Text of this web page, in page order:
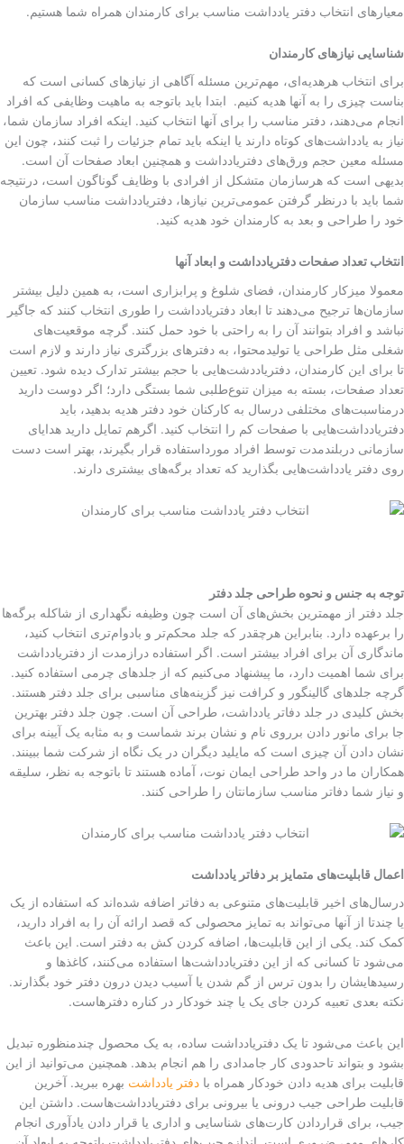
معیارهای انتخاب دفتر یادداشت مناسب برای کارمندان همراه شما هستیم.
شناسایی نیازهای کارمندان
برای انتخاب هرهدیه‌ای، مهم‌ترین مسئله آگاهی از نیازهای کسانی است که
بناست چیزی را به آنها هدیه کنیم. ابتدا باید باتوجه به ماهیت وظایفی که افراد
انجام می‌دهند، دفتر مناسب را برای آنها انتخاب کنید. اینکه افراد سازمان شما،
نیاز به یادداشت‌های کوتاه دارند یا اینکه باید تمام جزئیات را ثبت کنند، چون این
مسئله معین حجم ورق‌های دفتریادداشت و همچنین ابعاد صفحات آن است.
بدیهی است که هرسازمان متشکل از افرادی با وظایف گوناگون است، درنتیجه
شما باید با درنظر گرفتن عمومی‌ترین نیازها، دفتریادداشت مناسب سازمان
خود را طراحی و بعد به کارمندان خود هدیه کنید.
انتخاب تعداد صفحات دفتریادداشت و ابعاد آنها
معمولا میزکار کارمندان، فضای شلوغ و پرابزاری است، به همین دلیل بیشتر
سازمان‌ها ترجیح می‌دهند تا ابعاد دفتریادداشت را طوری انتخاب کنند که جاگیر
نباشد و افراد بتوانند آن را به راحتی با خود حمل کنند. گرچه موقعیت‌های
شغلی مثل طراحی یا تولیدمحتوا، به دفترهای بزرگتری نیاز دارند و لازم است
تا برای این کارمندان، دفتریاددشت‌هایی با حجم بیشتر تدارک دیده شود. تعیین
تعداد صفحات، بسته به میزان تنوع‌طلبی شما بستگی دارد؛ اگر دوست دارید
درمناسبت‌های مختلفی درسال به کارکنان خود دفتر هدیه بدهید، باید
دفتریادداشت‌هایی با صفحات کم را انتخاب کنید. اگرهم تمایل دارید هدایای
سازمانی دربلندمدت توسط افراد مورداستفاده قرار بگیرند، بهتر است دست
روی دفتر یادداشت‌هایی بگذارید که تعداد برگه‌های بیشتری دارند.
توجه به جنس و نحوه طراحی جلد دفتر
جلد دفتر از مهمترین بخش‌های آن است چون وظیفه نگهداری از شاکله برگه‌ها
را برعهده دارد. بنابراین هرچقدر که جلد محکم‌تر و بادوام‌تری انتخاب کنید،
ماندگاری آن برای افراد بیشتر است. اگر استفاده درازمدت از دفتریادداشت
برای شما اهمیت دارد، ما پیشنهاد می‌کنیم که از جلدهای چرمی استفاده کنید.
گرچه جلدهای گالینگور و کرافت نیز گزینه‌های مناسبی برای جلد دفتر هستند.
بخش کلیدی در جلد دفاتر یادداشت، طراحی آن است. چون جلد دفتر بهترین
جا برای مانور دادن برروی نام و نشان برند شماست و به مثابه یک آیینه برای
نشان دادن آن چیزی است که مایلید دیگران در یک نگاه از شرکت شما ببینند.
همکاران ما در واحد طراحی ایمان نوت، آماده هستند تا باتوجه به نظر، سلیقه
و نیاز شما دفاتر مناسب سازمانتان را طراحی کنند.
اعمال قابلیت‌های متمایز بر دفاتر یادداشت
درسال‌های اخیر قابلیت‌های متنوعی به دفاتر اضافه شده‌اند که استفاده از یک
یا چندتا از آنها می‌تواند به تمایز محصولی که قصد ارائه آن را به افراد دارید،
کمک کند. یکی از این قابلیت‌ها، اضافه کردن کش به دفتر است. این باعث
می‌شود تا کسانی که از این دفتریادداشت‌ها استفاده می‌کنند، کاغذها و
رسیدهایشان را بدون ترس از گم شدن یا آسیب دیدن درون دفتر خود بگذارند.
نکته بعدی تعبیه کردن جای یک یا چند خودکار در کناره دفترهاست.
این باعث می‌شود تا یک دفتریادداشت ساده، به یک محصول چندمنظوره تبدیل
بشود و بتواند تاحدودی کار جامدادی را هم انجام بدهد. همچنین می‌توانید از این
قابلیت برای هدیه دادن خودکار همراه با دفتر یادداشت بهره ببرید. آخرین
قابلیت طراحی جیب درونی یا بیرونی برای دفتریادداشت‌هاست. داشتن این
جیب، برای قراردادن کارت‌های شناسایی و اداری یا قرار دادن یادآوری انجام